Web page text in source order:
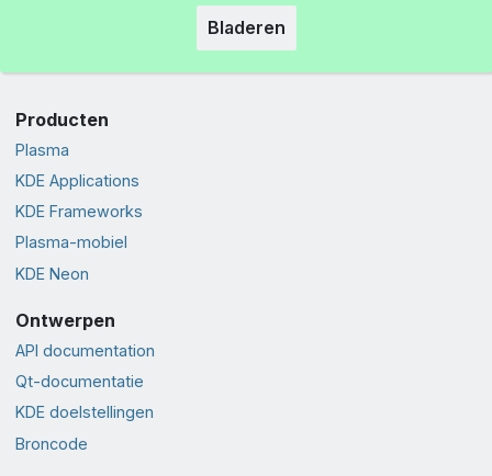
Bladeren
Producten
Plasma
KDE Applications
KDE Frameworks
Plasma-mobiel
KDE Neon
Ontwerpen
API documentation
Qt-documentatie
KDE doelstellingen
Broncode